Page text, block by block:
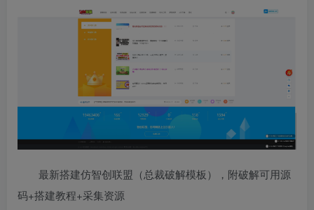
最新搭建仿智创联盟（总裁破解模板），附破解可用源
码+搭建教程+采集资源